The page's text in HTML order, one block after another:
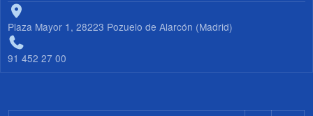
Plaza Mayor 1, 28223 Pozuelo de Alarcón (Madrid)
91 452 27 00